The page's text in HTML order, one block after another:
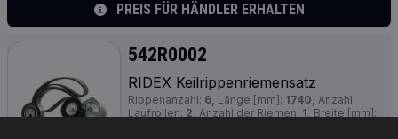
PREIS FÜR HÄNDLER ERHALTEN
542R0002
RIDEX Keilrippenriemensatz
Rippenanzahl: 6, Länge [mm]: 1740, Anzahl
Laufrollen: 2, Anzahl der Riemen: 1, Breite [mm]: